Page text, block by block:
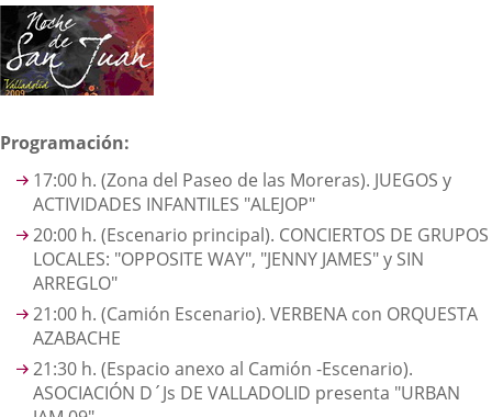
Descripción
Programación:
17:00 h. (Zona del Paseo de las Moreras). JUEGOS y
ACTIVIDADES INFANTILES "ALEJOP"
20:00 h. (Escenario principal). CONCIERTOS DE GRUPOS
LOCALES: "OPPOSITE WAY", "JENNY JAMES" y SIN
ARREGLO"
21:00 h. (Camión Escenario). VERBENA con ORQUESTA
AZABACHE
21:30 h. (Espacio anexo al Camión -Escenario).
ASOCIACIÓN D´Js DE VALLADOLID presenta "URBAN